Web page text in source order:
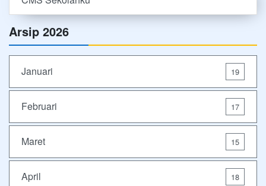
Arsip 2026
Januari 19
Februari 17
Maret 15
April 18